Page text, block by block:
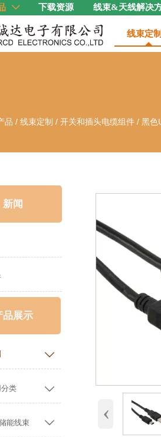
 下载资源 线束&天线解决
线束定制
品 /线束定制 /开关和插头电缆组件 /黑色
新闻
品展示

类 
能线束  ‹